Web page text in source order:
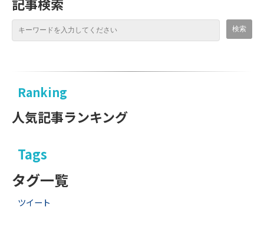
Ranking
人気記事ランキング
Tags
タグ一覧
ツイート